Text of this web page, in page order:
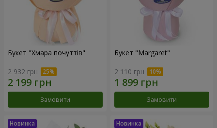
Букет "Хмара почуттів"
2 932 грн
Замовити
Букет "Margaret"
2 110 грн
Замовити